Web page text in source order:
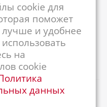
ул. Промышленная,
26
Центр ККМ
cookie для
поможет
лучше и удобнее
на
cookie
данных